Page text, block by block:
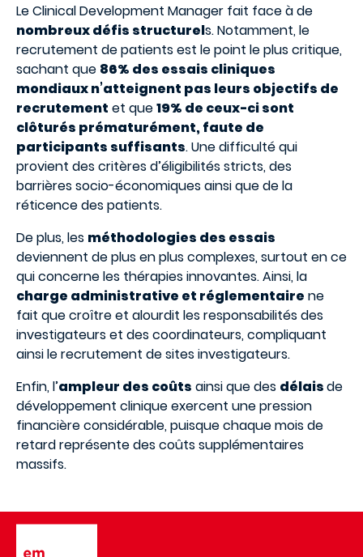
Le Clinical Development Manager fait face à de
nombreux défis structurels. Notamment, le
recrutement de patients est le point le plus critique,
sachant que 86% des essais cliniques
mondiaux n’atteignent pas leurs objectifs de
recrutement et que19% de ceux-ci sont
clôturés prématurément, faute de
participants suffisants. Une difficulté qui
provient des critères d’éligibilités stricts, des
barrières socio-économiques ainsi que de la
réticence des patients.
De plus, les méthodologies des essais
deviennent de plus en plus complexes, surtout en ce
qui concerne les thérapies innovantes. Ainsi, la
charge administrative et réglementaire ne
fait que croître et alourdit les responsabilités des
investigateurs et des coordinateurs, compliquant
ainsi le recrutement de sites investigateurs.
Enfin, l’ampleur des coûts ainsi que des délaisde
développement clinique exercent une pression
financière considérable, puisque chaque mois de
retard représente des coûts supplémentaires
massifs.